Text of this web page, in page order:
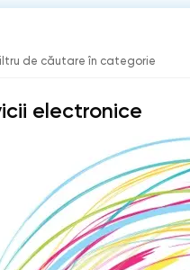
de căutare în categorie
electronice